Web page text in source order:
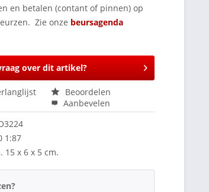
en betalen (contant of pinnen) op
Zie onze beursagenda
over dit artikel?
Beoordelen
Aanbevelen
1:87
15 x 6 x 5 cm.